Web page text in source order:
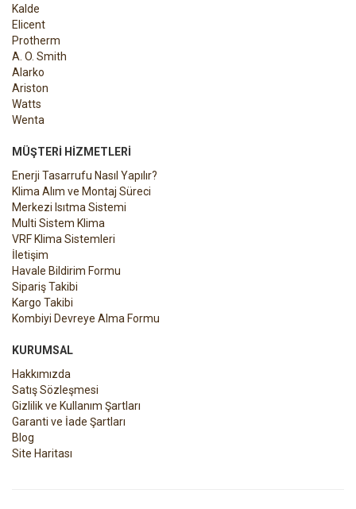
Kalde
Elicent
Protherm
A. O. Smith
Alarko
Ariston
Watts
Wenta
MÜŞTERI HIZMETLERI
Enerji Tasarrufu Nasıl Yapılır?
Klima Alım ve Montaj Süreci
Merkezi Isıtma Sistemi
Multi Sistem Klima
VRF Klima Sistemleri
İletişim
Havale Bildirim Formu
Sipariş Takibi
Kargo Takibi
Kombiyi Devreye Alma Formu
KURUMSAL
Hakkımızda
Satış Sözleşmesi
Gizlilik ve Kullanım Şartları
Garanti ve İade Şartları
Blog
Site Haritası